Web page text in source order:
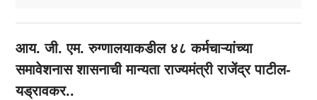
आय. जी. एम. रुग्णालयाकडील ४८ कर्मचाऱ्यांच्या
समावेशनास शासनाची मान्यता राज्यमंत्री राजेंद्र पाटील-
यड्रावकर..